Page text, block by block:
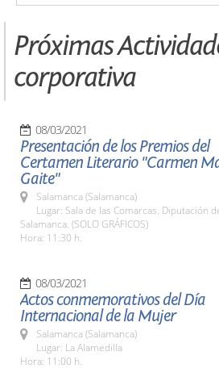
Próximas
corporativa
08/03/2021
Presentación de los Premios del
Certamen Literario "Carmen
Gaite"
Salamanca (Salamanca)
Lugar: Sala de las Comarcas. Diputación
Salamanca. (SOLO GRÁFICOS)
Hora: 11:30 h.
08/03/2021
Actos conmemorativos del Día
Internacional de la Mujer
Salamanca (Salamanca)
Lugar: La Alamedilla
Hora: 11:00 h.